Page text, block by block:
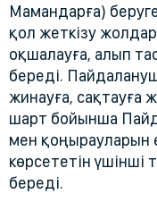
Мамандарға)
қол жеткізу
оқшалауға, алып
береді.
жинауға, сақтауға
шарт бойынша
мен
көрсететін үшінші
береді.